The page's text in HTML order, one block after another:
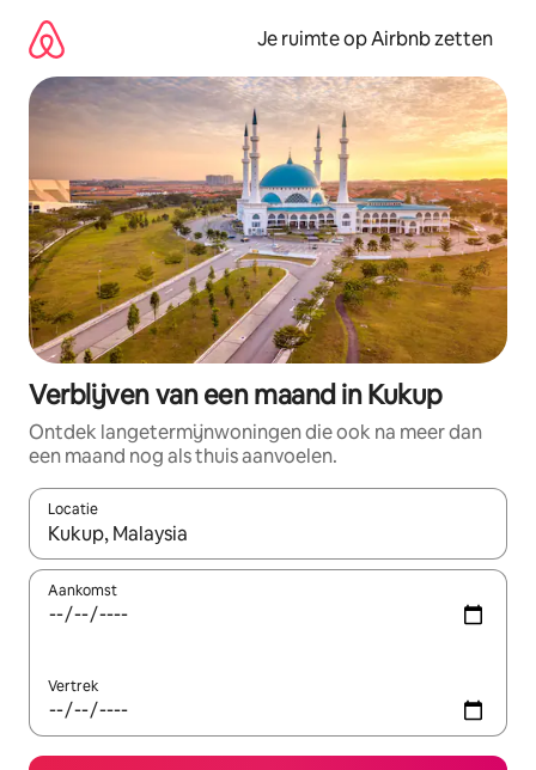
direct
naar
inhoud
Je ruimte op Airbnb zetten
Verblijven van een maand in Kukup
Ontdek langetermijnwoningen die ook na meer dan
een maand nog als thuis aanvoelen.
Locatie
Wanneer er suggesties beschikbaar zijn, maak je een keuze
Aankomst
Vertrek